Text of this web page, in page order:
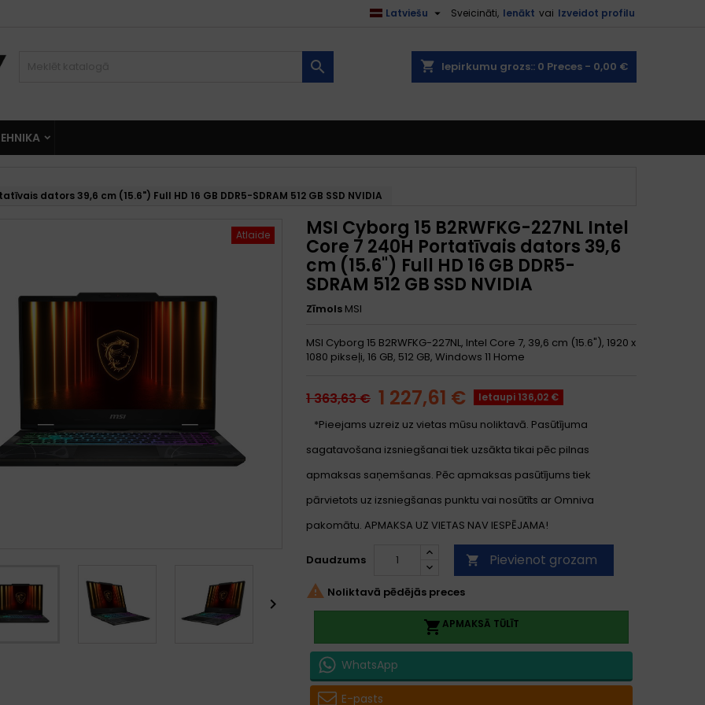
Sveicināti, Ienākt vai Izveidot profilu
Latviešu 
shopping_cart Iepirkumu grozs:: 0 Preces - 0,00 €

dators 39,6 cm (15.6") Full HD 16 GB DDR5-SDRAM 512 GB SSD NVIDIA
Atlaide

MSI Cyborg 15 B2RWFKG-227NL Intel
Core 7 240H Portatīvais dators 39,6
cm (15.6") Full HD 16 GB DDR5-
SDRAM 512 GB SSD NVIDIA
Zīmols MSI
MSI Cyborg 15 B2RWFKG-227NL, Intel Core 7, 39,6 cm (15.6"), 1920 x
1080 pikseļi, 16 GB, 512 GB, Windows 11 Home
1 363,63 € 1 227,61 € Ietaupi 136,02 €
*Pieejams uzreiz uz vietas mūsu noliktavā. Pasūtījuma
sagatavošana izsniegšanai tiek uzsākta tikai pēc pilnas
apmaksas saņemšanas. Pēc apmaksas pasūtījums tiek
pārvietots uz izsniegšanas punktu vai nosūtīts ar Omniva
pakomātu. APMAKSA UZ VIETAS NAV IESPĒJAMA!
Daudzums  Pievienot grozam
 Noliktavā pēdējās preces
APMAKSĀ TŪLĪT
WhatsApp
E-pasts